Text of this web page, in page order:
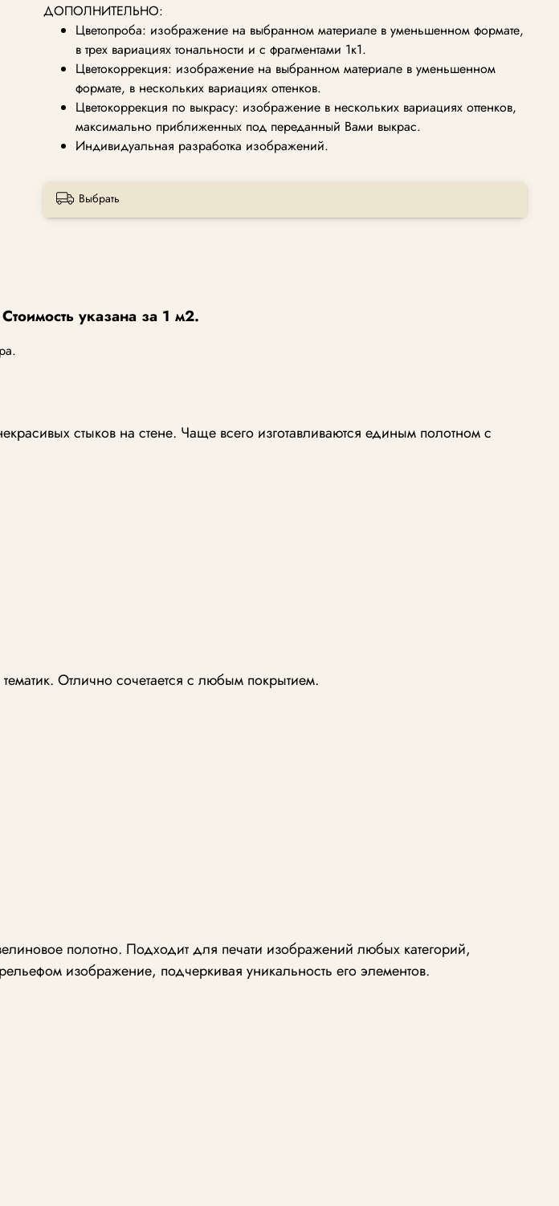
ДОПОЛНИТЕЛЬНО:
Цветопроба: изображение на выбранном материале в уменьшенном формате,
в трех вариациях тональности и с фрагментами 1к1.
Цветокоррекция: изображение на выбранном материале в уменьшенном
формате, в нескольких вариациях оттенков.
Цветокоррекция по выкрасу: изображение в нескольких вариациях оттенков,
максимально приближенных под переданный Вами выкрас.
Индивидуальная разработка изображений.
Выбрать
указана за 1 м2.
стыков на стене. Чаще всего изготавливаются единым полотном с
Отлично сочетается с любым покрытием.
полотно. Подходит для печати изображений любых категорий,
изображение, подчеркивая уникальность его элементов.